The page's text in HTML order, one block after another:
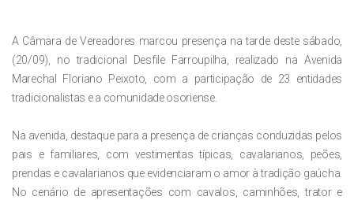
A Câmara de Vereadores marcou presença na tarde deste sábado,
(20/09), no tradicional Desfile Farroupilha, realizado na Avenida
Marechal Floriano Peixoto, com a participação de 23 entidades
tradicionalistas e a comunidade osoriense.
Na avenida, destaque para a presença de crianças conduzidas pelos
pais e familiares, com vestimentas típicas, cavalarianos, peões,
prendas e cavalarianos que evidenciaram o amor à tradição gaúcha.
No cenário de apresentações com cavalos, caminhões, trator e